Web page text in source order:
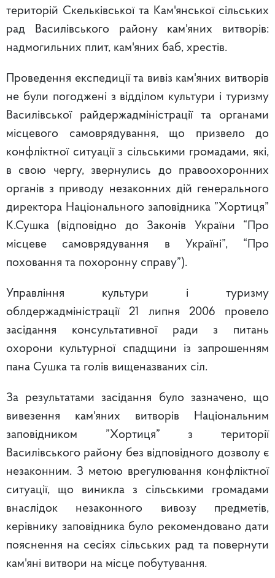
територій Скельківської та Кам'янської сільських
рад Василівського району кам'яних витворів:
надмогильних плит, кам'яних баб, хрестів.
Проведення експедиції та вивіз кам'яних витворів
не були погоджені з відділом культури і туризму
Василівської райдержадміністрації та органами
місцевого самоврядування, що призвело до
конфліктної ситуації з сільськими громадами, які,
в свою чергу, звернулись до правоохоронних
органів з приводу незаконних дій генерального
директора Національного заповідника ”Хортиця”
К.Сушка (відповідно до Законів України “Про
місцеве самоврядування в Україні”, “Про
поховання та похоронну справу”).
Управління культури і туризму
облдержадміністрації 21 липня 2006 провело
засідання консультативної ради з питань
охорони культурної спадщини із запрошенням
пана Сушка та голів вищеназваних сіл.
За результатами засідання було зазначено, що
вивезення кам'яних витворів Національним
заповідником ”Хортиця” з території
Василівського району без відповідного дозволу є
незаконним. З метою врегулювання конфліктної
ситуації, що виникла з сільськими громадами
внаслідок незаконного вивозу предметів,
керівнику заповідника було рекомендовано дати
пояснення на сесіях сільських рад та повернути
кам'яні витвори на місце побутування.